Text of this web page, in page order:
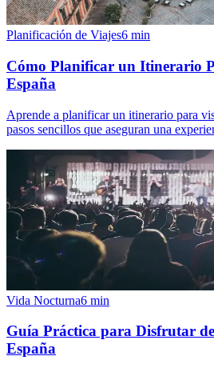
Planificación de Viajes6 min
Cómo Planificar un Itinerario
España
Aprende a planificar un itinerario para
pasos sencillos que aseguran una
Vida Nocturna6 min
Guía Práctica para Disfrutar
España